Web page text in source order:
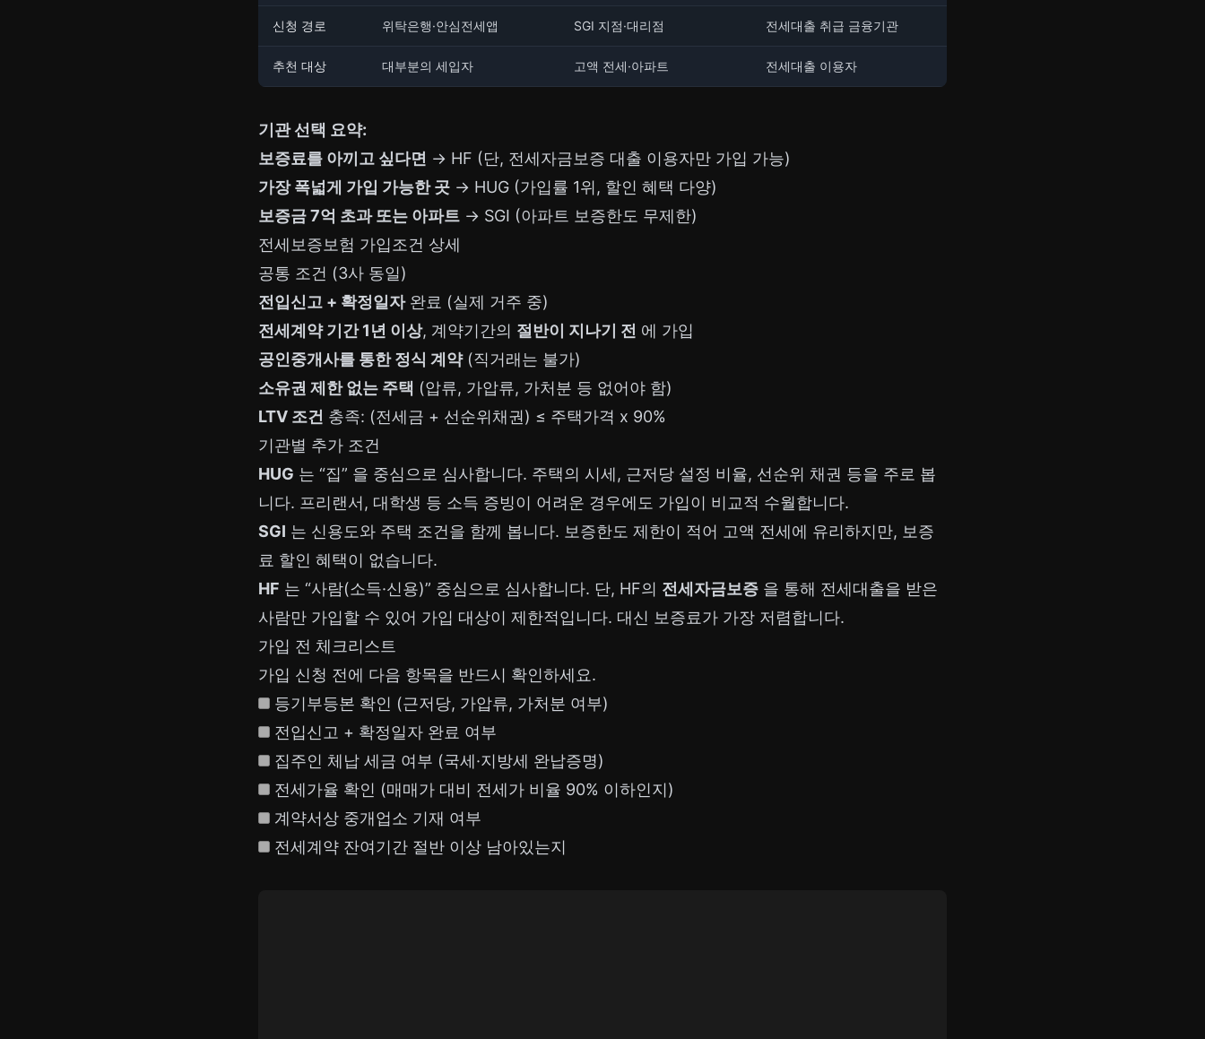
신청 경로 위탁은행·안심전세앱 SGI 지점·대리점 전세대출 취급 금융기관
추천 대상 대부분의 세입자 고액 전세·아파트 전세대출 이용자
기관 선택 요약:
보증료를 아끼고 싶다면 → HF (단, 전세자금보증 대출 이용자만 가입 가능)
가장 폭넓게 가입 가능한 곳 → HUG (가입률 1위, 할인 혜택 다양)
보증금 7억 초과 또는 아파트 → SGI (아파트 보증한도 무제한)
전세보증보험 가입조건 상세
공통 조건 (3사 동일)
전입신고 + 확정일자완료 (실제 거주 중)
전세계약 기간 1년 이상, 계약기간의 절반이 지나기 전 에 가입
공인중개사를 통한 정식 계약(직거래는 불가)
소유권 제한 없는 주택 (압류, 가압류, 가처분 등 없어야 함)
LTV 조건 충족: (전세금 + 선순위채권) ≤ 주택가격 x 90%
기관별 추가 조건
HUG 는 “집” 을 중심으로 심사합니다. 주택의 시세, 근저당 설정 비율, 선순위 채권 등을 주로 봅
니다. 프리랜서, 대학생 등 소득 증빙이 어려운 경우에도 가입이 비교적 수월합니다.
SGI 는 신용도와 주택 조건을 함께 봅니다. 보증한도 제한이 적어 고액 전세에 유리하지만, 보증
료 할인 혜택이 없습니다.
HF 는 “사람(소득·신용)” 중심으로 심사합니다. 단, HF의 전세자금보증 을 통해 전세대출을 받은
사람만 가입할 수 있어 가입 대상이 제한적입니다. 대신 보증료가 가장 저렴합니다.
가입 전 체크리스트
가입 신청 전에 다음 항목을 반드시 확인하세요.
등기부등본 확인 (근저당, 가압류, 가처분 여부)
전입신고 + 확정일자 완료 여부
집주인 체납 세금 여부 (국세·지방세 완납증명)
전세가율 확인 (매매가 대비 전세가 비율 90% 이하인지)
계약서상 중개업소 기재 여부
전세계약 잔여기간 절반 이상 남아있는지